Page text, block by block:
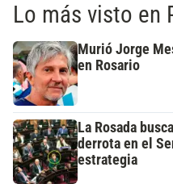
Lo más visto en
Murió Jorge
en Rosario
La Rosada
derrota en el
estrategia